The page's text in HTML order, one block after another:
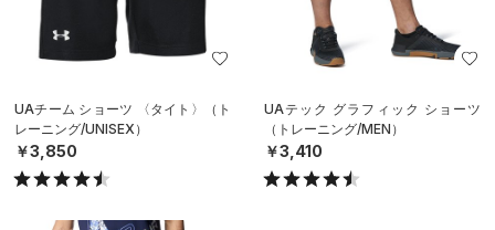
UAチーム ショーツ 〈タイト〉（ト
レーニング/UNISEX）
￥3,850
UAテック グラフィック ショーツ
（トレーニング/MEN）
￥3,410